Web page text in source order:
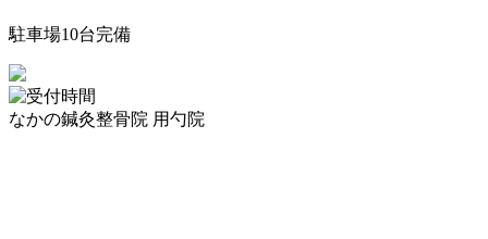
駐車場10台完備
なかの鍼灸整骨院 用勺院